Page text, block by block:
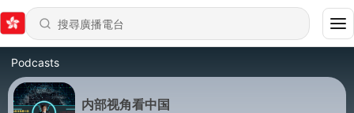
Podcasts
内部视角看中国